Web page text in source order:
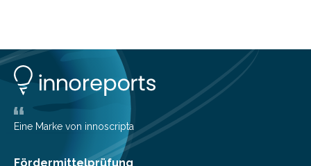
Insektenblume. Das Bundesministerium für Forschung,
Technologie und Raumfahrt (BMFTR) fördert das
Projekt im Rahmen der Nationalen
Bioökonomiestrategie mit rund 2,7 Millionen Euro.
Pestizide sind äußerst wichtig, um die globale
Ernährung zu sichern. Ohne sie besteht die weltweite
Gefahr erheblicher…
Eine Marke von innoscripta
Fördermittelprüfung